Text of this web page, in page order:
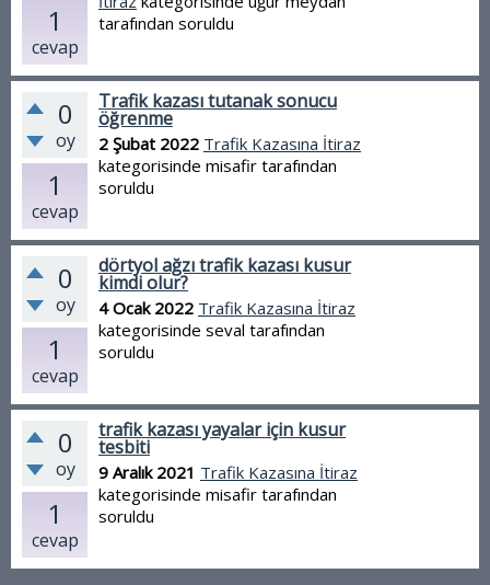
1
cevap
tarafından soruldu
0
oy
1
cevap
Trafik kazası tutanak sonucu
öğrenme
2 Şubat 2022 Trafik Kazasına İtiraz
kategorisinde misafir tarafından
soruldu
0
oy
1
cevap
dörtyol ağzı trafik kazası kusur
kimdi olur?
4 Ocak 2022 Trafik Kazasına İtiraz
kategorisinde seval tarafından
soruldu
0
oy
1
cevap
trafik kazası yayalar için kusur
tesbiti
9 Aralık 2021 Trafik Kazasına İtiraz
kategorisinde misafir tarafından
soruldu